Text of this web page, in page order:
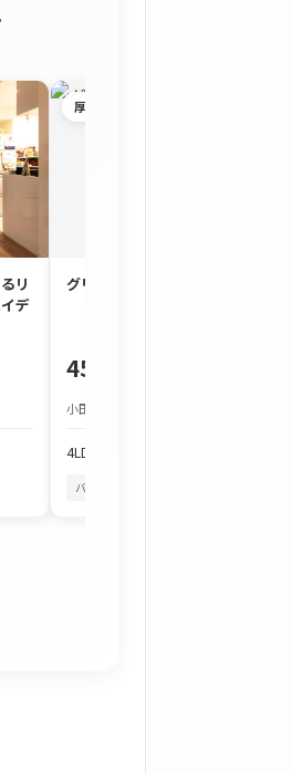
リ
デ
厚木市
グリーンタウン宮の里
450万円
小田急小田原線 本厚木駅 バス約25分
4LDK
バルコニーから花火